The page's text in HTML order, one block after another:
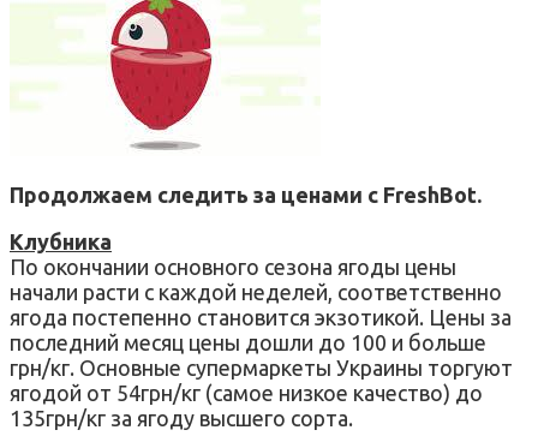
Продолжаем следить за ценами с FreshBot.
Клубника
По окончании основного сезона ягоды цены
начали расти с каждой неделей, соответственно
ягода постепенно становится экзотикой. Цены за
последний месяц цены дошли до 100 и больше
грн/кг. Основные супермаркеты Украины торгуют
ягодой от 54грн/кг (самое низкое качество) до
135грн/кг за ягоду высшего сорта.